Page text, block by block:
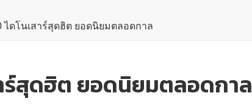
ไดโนเสาร์สุดฮิต ยอดนิยมตลอดกาล
าร์สุดฮิต ยอดนิยมตลอดกาล